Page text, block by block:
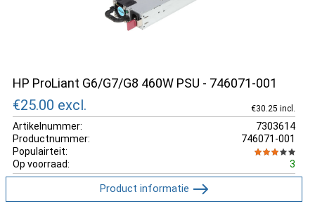
HP ProLiant G6/G7/G8 460W PSU - 746071-001
€25.00 excl. €30.25 incl.
Artikelnummer:
7303614
Productnummer:
746071-001
Populairteit:
Op voorraad:
3
Product informatie